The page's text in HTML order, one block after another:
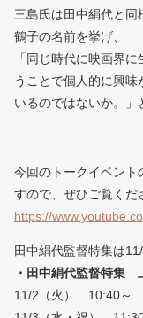
三島氏は田中絹代と同
鶴子の名前を挙げ、
「同じ時代に映画界
うことで個人的に興
いるのではないか。」
今回のトークイベント
すので、ぜひご覧くだ
https://
田中絹代監督特集は
・田中絹代監督特集
11/2（火） 10:40～